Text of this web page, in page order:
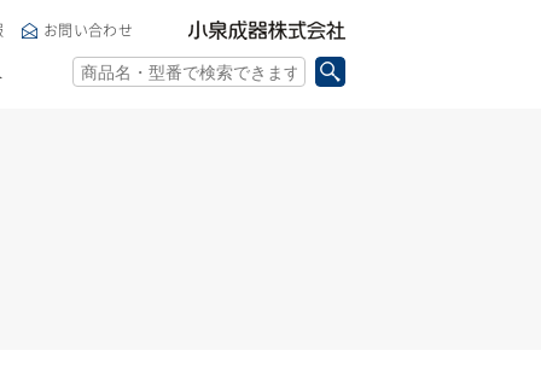
お問い合わせ